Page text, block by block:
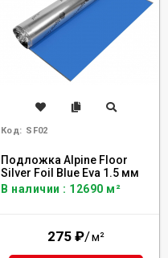
Код: SF02
Подложка Alpine Floor
Silver Foil Blue Eva 1.5 мм
В наличии : 12690 м²
275 ₽/м²